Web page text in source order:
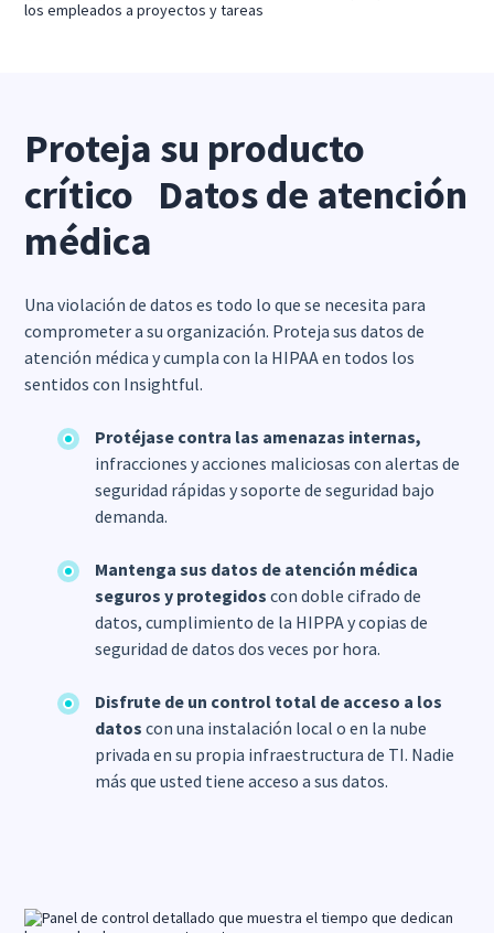
Proteja su producto
crítico Datos de atención
médica
Una violación de datos es todo lo que se necesita para
comprometer a su organización. Proteja sus datos de
atención médica y cumpla con la HIPAA en todos los
sentidos con Insightful.
Protéjase contra las amenazas internas,
infracciones y acciones maliciosas con alertas de
seguridad rápidas y soporte de seguridad bajo
demanda.
Mantenga sus datos de atención médica
seguros y protegidoscon doble cifrado de
datos, cumplimiento de la HIPPA y copias de
seguridad de datos dos veces por hora.
Disfrute de un control total de acceso a los
datos con una instalación local o en la nube
privada en su propia infraestructura de TI. Nadie
más que usted tiene acceso a sus datos.